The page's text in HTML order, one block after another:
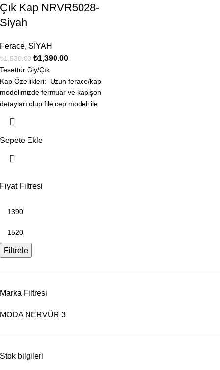
Fiyat Filtresi
Filtrele
Marka Filtresi
MODA NERVÜR 3
Stok bilgileri
Çık Kap NRVR5028-
Siyah
Ferace, SİYAH
₺1,530.00 ₺1,390.00
Tesettür Giy/Çık
Kap Özellikleri: Uzun ferace/kap
modelimizde fermuar ve kapişon
detayları olup file cep modeli ile
Özelliği: Krep kumaştan imal
edilmiştir. Ürün 40
Sepete Ekle